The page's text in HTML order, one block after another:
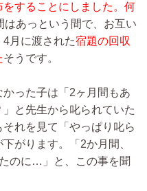
することにしました。何
はあっという間で、お互い
月に渡された宿題の回収
そうです。
った子は「2ヶ月間もあ
と先生から叱られていた
れを見て「やっぱり叱ら
がります。「2か月間、
のに…」と、この事を聞